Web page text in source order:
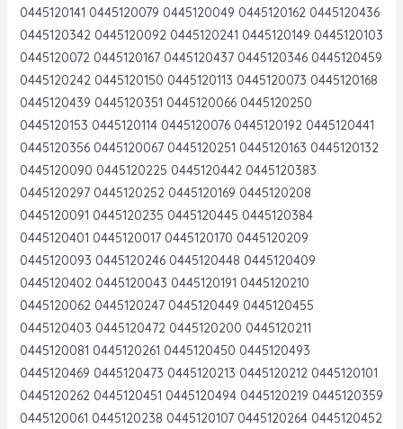
0445120141 0445120079 0445120049 0445120162 0445120436
0445120342 0445120092 0445120241 0445120149 0445120103
0445120072 0445120167 0445120437 0445120346 0445120459
0445120242 0445120150 0445120113 0445120073 0445120168
0445120439 0445120351 0445120066 0445120250
0445120153 0445120114 0445120076 0445120192 0445120441
0445120356 0445120067 0445120251 0445120163 0445120132
0445120090 0445120225 0445120442 0445120383
0445120297 0445120252 0445120169 0445120208
0445120091 0445120235 0445120445 0445120384
0445120401 0445120017 0445120170 0445120209
0445120093 0445120246 0445120448 0445120409
0445120402 0445120043 0445120191 0445120210
0445120062 0445120247 0445120449 0445120455
0445120403 0445120472 0445120200 0445120211
0445120081 0445120261 0445120450 0445120493
0445120469 0445120473 0445120213 0445120212 0445120101
0445120262 0445120451 0445120494 0445120219 0445120359
0445120061 0445120238 0445120107 0445120264 0445120452